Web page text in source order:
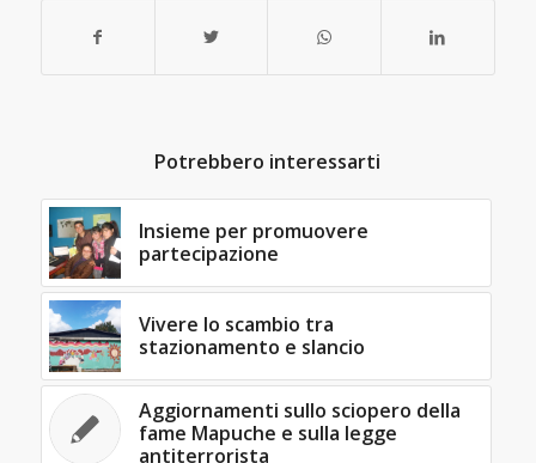
Potrebbero interessarti
Insieme per promuovere
partecipazione
Vivere lo scambio tra
stazionamento e slancio
Aggiornamenti sullo sciopero della
fame Mapuche e sulla legge
antiterrorista